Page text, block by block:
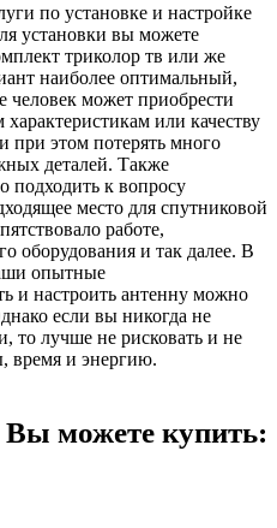
по установке и настройке
установки вы можете
триколор тв или же
наиболее оптимальный,
человек может приобрести
или качеству
при этом потерять много
деталей. Также
подходить к вопросу
место для спутниковой
работе,
оборудования и так далее. В
опытные
и настроить антенну можно
если вы никогда не
то лучше не рисковать и не
время и энергию.
можете купить: